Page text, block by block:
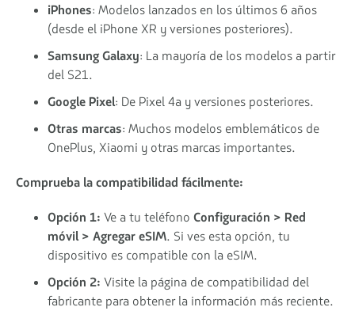
iPhones: Modelos lanzados en los últimos 6 años
(desde el iPhone XR y versiones posteriores).
Samsung Galaxy: La mayoría de los modelos a partir
del S21.
Google Pixel: De Pixel 4a y versiones posteriores.
Otras marcas: Muchos modelos emblemáticos de
OnePlus, Xiaomi y otras marcas importantes.
Comprueba la compatibilidad fácilmente:
Opción 1: Ve a tu teléfono Configuración > Red
móvil > Agregar eSIM. Si ves esta opción, tu
dispositivo es compatible con la eSIM.
Opción 2: Visite la página de compatibilidad del
fabricante para obtener la información más reciente.